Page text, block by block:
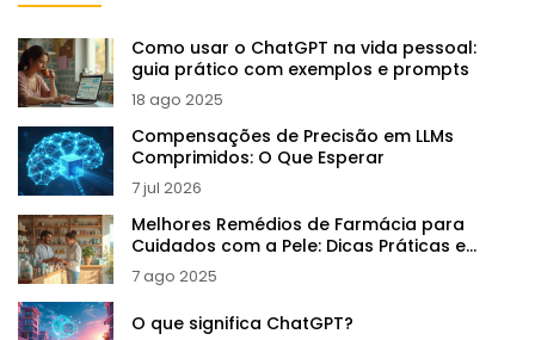
Como usar o ChatGPT na vida pessoal:
guia prático com exemplos e prompts
18 ago 2025
Compensações de Precisão em LLMs
Comprimidos: O Que Esperar
7 jul 2026
Melhores Remédios de Farmácia para
Cuidados com a Pele: Dicas Práticas e
Produtos Essenciais
7 ago 2025
O que significa ChatGPT?